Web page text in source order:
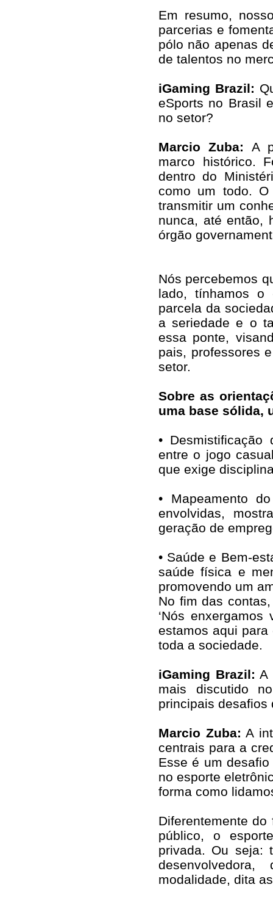
Em resumo,
parcerias e
pólo não apenas
de talentos no
iGaming Brazil:
eSports no Brasil
no setor?
Marcio Zuba: A
marco histórico.
dentro do
como um todo.
transmitir um
nunca, até então,
órgão
Nós percebemos
lado, tínhamos o
parcela da
a seriedade e o
essa ponte,
pais, professores
setor.
Sobre as
uma base sólida,
• Desmistificação
entre o jogo
que exige
• Mapeamento
envolvidas,
geração de
• Saúde e Bem-
saúde física e
promovendo um
No fim das
‘Nós
estamos aqui
toda a sociedade.
iGaming Brazil: A
mais discutido
principais desafios
Marcio Zuba: A
centrais para a
Esse é um
no esporte
forma como
Diferentemente
público, o
privada. Ou seja:
modalidade, dita